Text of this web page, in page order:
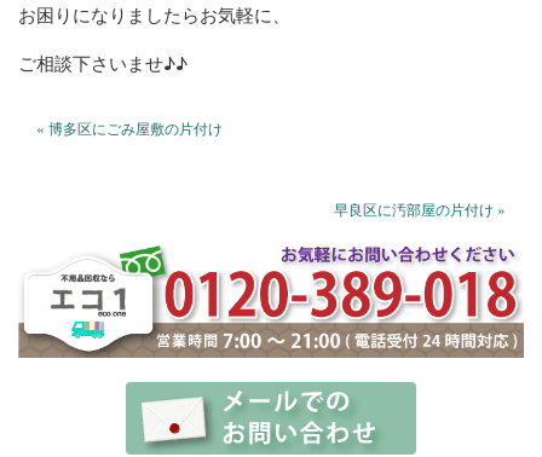
お困りになりましたらお気軽に、
ご相談下さいませ♪♪
« 博多区にごみ屋敷の片付け
早良区に汚部屋の片付け »